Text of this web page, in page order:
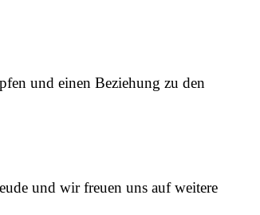
und einen Beziehung zu den
und wir freuen uns auf weitere